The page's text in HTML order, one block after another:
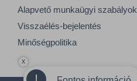
Alapvető munkaügyi szabályok
Visszaélés-bejelentés
Minőségpolitika
x